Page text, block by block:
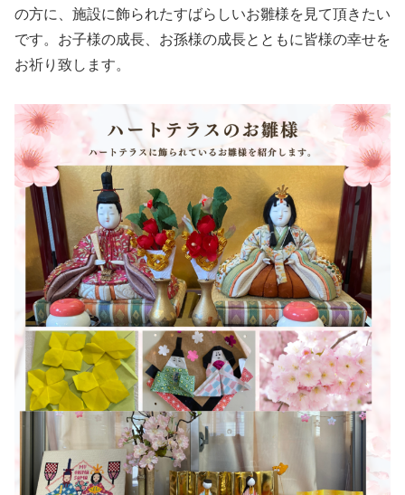
の方に、施設に飾られたすばらしいお雛様を見て頂きたい
です。お子様の成長、お孫様の成長とともに皆様の幸せを
お祈り致します。